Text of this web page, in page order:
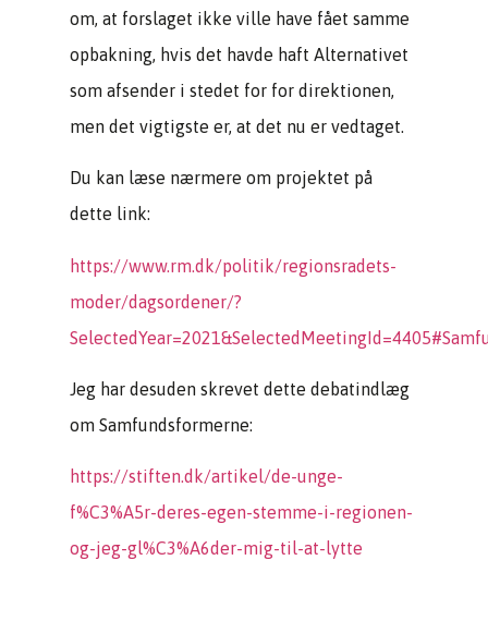
om, at forslaget ikke ville have fået samme
opbakning, hvis det havde haft Alternativet
som afsender i stedet for for direktionen,
men det vigtigste er, at det nu er vedtaget.
Du kan læse nærmere om projektet på
dette link:
https://www.rm.dk/politik/regionsradets-
moder/dagsordener/?
Jeg har desuden skrevet dette debatindlæg
om Samfundsformerne:
https://stiften.dk/artikel/de-unge-
f%C3%A5r-deres-egen-stemme-i-regionen-
og-jeg-gl%C3%A6der-mig-til-at-lytte